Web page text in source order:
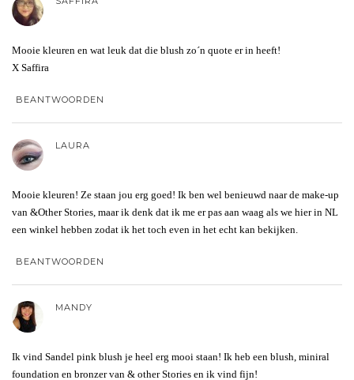
Mooie kleuren en wat leuk dat die blush zo´n quote er in heeft!
X Saffira
BEANTWOORDEN
LAURA
Mooie kleuren! Ze staan jou erg goed! Ik ben wel benieuwd naar de make-up
van &Other Stories, maar ik denk dat ik me er pas aan waag als we hier in NL
een winkel hebben zodat ik het toch even in het echt kan bekijken.
BEANTWOORDEN
MANDY
Ik vind Sandel pink blush je heel erg mooi staan! Ik heb een blush, miniral
foundation en bronzer van & other Stories en ik vind fijn!